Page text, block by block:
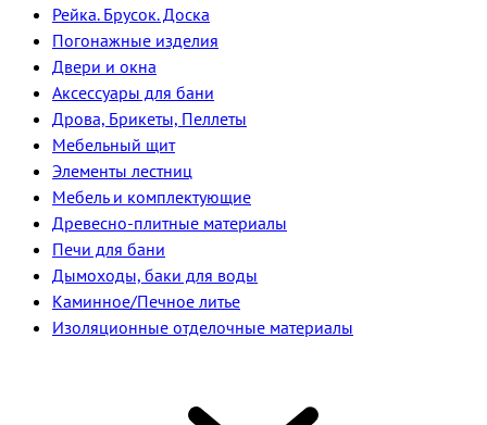
Рейка. Брусок. Доска
Погонажные изделия
Двери и окна
Аксессуары для бани
Дрова, Брикеты, Пеллеты
Мебельный щит
Элементы лестниц
Мебель и комплектующие
Древесно-плитные материалы
Печи для бани
Дымоходы, баки для воды
Каминное/Печное литье
Изоляционные отделочные материалы